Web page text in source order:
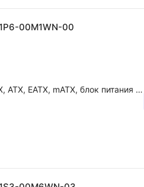
Корпуса atx Thermaltake
00M1WN-00
внизу, USB 3.0x2, 230x505x506 мм, вес 10.4 кг